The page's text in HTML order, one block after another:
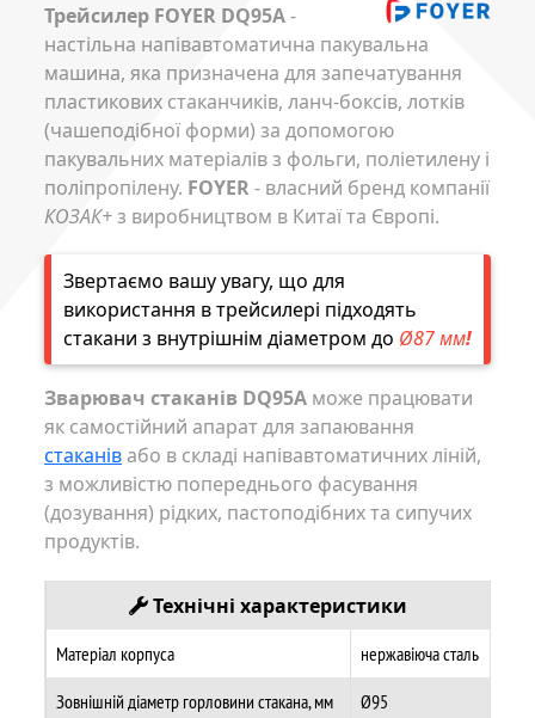
Трейсилер FOYER DQ95A-
настільна напівавтоматична пакувальна
машина, яка призначена для запечатування
пластикових стаканчиків, ланч-боксів, лотків
(чашеподібної форми) за допомогою
пакувальних матеріалів з фольги, поліетилену і
поліпропілену. FOYER - власний бренд компанії
КОЗАК+з виробництвом в Китаї та Європі.
Звертаємо вашу увагу, що для
використання в трейсилері підходять
стакани з внутрішнім діаметром до Ø87 мм!
Зварювач стаканів DQ95A може працювати
як самостійний апарат для запаювання
стаканів або в складі напівавтоматичних ліній,
з можливістю попереднього фасування
(дозування) рідких, пастоподібних та сипучих
продуктів.
Технічні характеристики
Матеріал корпуса
нержавіюча сталь
Зовнішній діаметр горловини стакана, мм
Ø95